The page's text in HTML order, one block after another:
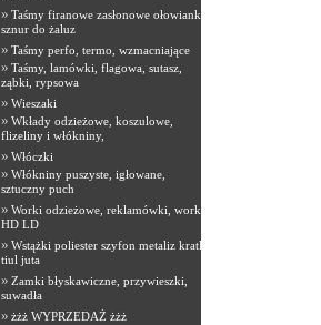
» Taśmy firanowe zasłonowe ołowianki,
sznur do żaluz
» Taśmy perfo, termo, wzmacniające
» Taśmy, lamówki, flagowa, sutasz,
ząbki, rypsowa
» Wieszaki
» Wkłady odzieżowe, koszulowe,
flizeliny i włókniny,
» Włóczki
» Włókniny puszyste, igłowane,
sztuczny puch
» Worki odzieżowe, reklamówki, worki
HD LD
» Wstążki poliester szyfon metaliz kratka
tiul juta
» Zamki błyskawiczne, przywieszki,
suwadła
» żżż WYPRZEDAŻ żżż